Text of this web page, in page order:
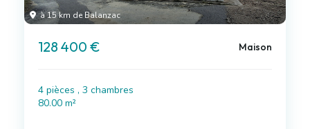
à 15 km de Balanzac
128 400 € Maison
4 pièces , 3 chambres
80.00 m²